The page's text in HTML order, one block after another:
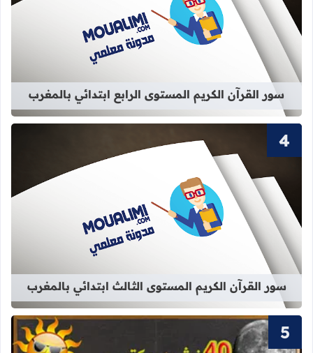
قراءة المزيد عن سور القرآن الكريم
سور القرآن الكريم المستوى الرابع ابتدائي بالمغرب
قراءة المزيد عن سور القرآن الكريم
سور القرآن الكريم المستوى الثالث ابتدائي بالمغرب